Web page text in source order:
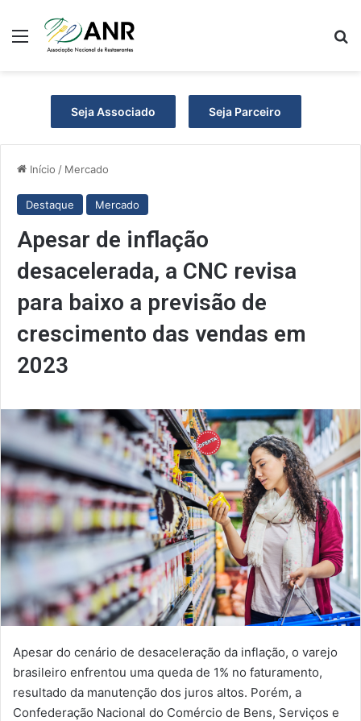
Menu
Seja Associado Seja Parceiro
Início / Mercado
Destaque Mercado
Apesar de inflação
desacelerada, a CNC revisa
para baixo a previsão de
crescimento das vendas em
2023
Apesar do cenário de desaceleração da inflação, o varejo
brasileiro enfrentou uma queda de 1% no faturamento,
resultado da manutenção dos juros altos. Porém, a
Confederação Nacional do Comércio de Bens, Serviços e